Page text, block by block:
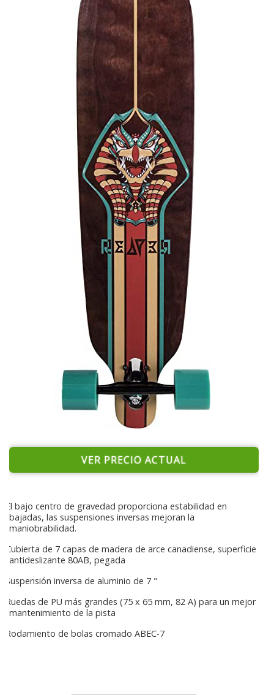
VER PRECIO ACTUAL
El bajo centro de gravedad proporciona estabilidad en
bajadas, las suspensiones inversas mejoran la
maniobrabilidad.
Cubierta de 7 capas de madera de arce canadiense, superficie
antideslizante 80AB, pegada
Suspensión inversa de aluminio de 7 "
Ruedas de PU más grandes (75 x 65 mm, 82 A) para un mejor
mantenimiento de la pista
Rodamiento de bolas cromado ABEC-7